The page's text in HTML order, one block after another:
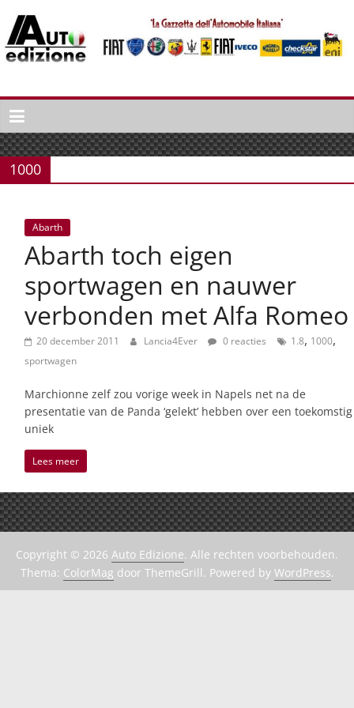
naar
inhoud
Auto
Edizione
La
Gazetta
dell'Automobile
Italiaans
autonieuws
lifestyle
1000
Abarth
Abarth toch eigen
sportwagen en nauwer
verbonden met Alfa Romeo
20 december 2011 Lancia4Ever 0 reacties 1.8, 1000,
sportwagen
Marchionne zelf zou vorige week in Napels net na de
presentatie van de Panda ‘gelekt’ hebben over een toekomstig
uniek
Lees meer
Copyright © 2026 Auto Edizione. Alle rechten voorbehouden.
Thema: ColorMag door ThemeGrill. Powered by WordPress.